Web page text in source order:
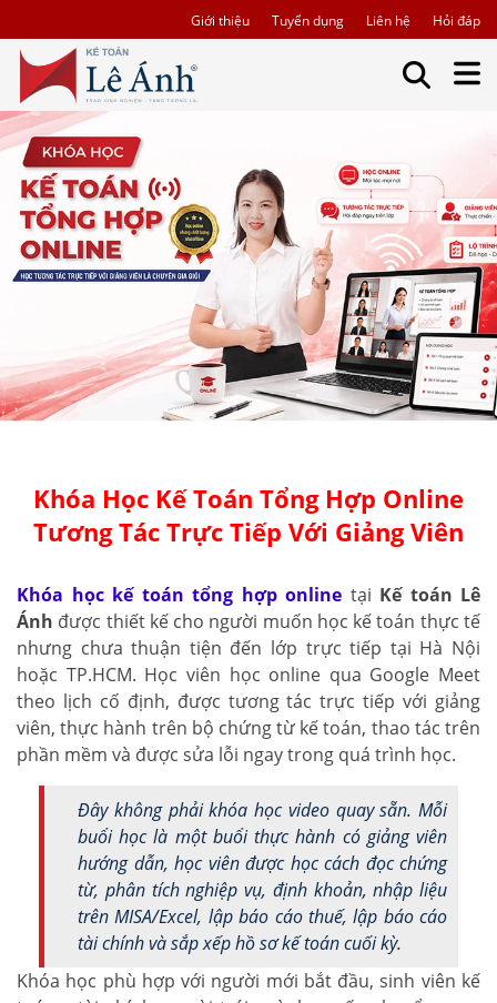
Giới thiệu Tuyển dụng Liên hệ Hỏi đáp
Khóa Học Kế Toán Tổng Hợp Online
Tương Tác Trực Tiếp Với Giảng Viên
Khóa học kế toán tổng hợp online tại Kế toán Lê
Ánh được thiết kế cho người muốn học kế toán thực tế
nhưng chưa thuận tiện đến lớp trực tiếp tại Hà Nội
hoặc TP.HCM. Học viên học online qua Google Meet
theo lịch cố định, được tương tác trực tiếp với giảng
viên, thực hành trên bộ chứng từ kế toán, thao tác trên
phần mềm và được sửa lỗi ngay trong quá trình học.
Đây không phải khóa học video quay sẵn. Mỗi
buổi học là một buổi thực hành có giảng viên
hướng dẫn, học viên được học cách đọc chứng
từ, phân tích nghiệp vụ, định khoản, nhập liệu
trên MISA/Excel, lập báo cáo thuế, lập báo cáo
tài chính và sắp xếp hồ sơ kế toán cuối kỳ.
Khóa học phù hợp với người mới bắt đầu, sinh viên kế